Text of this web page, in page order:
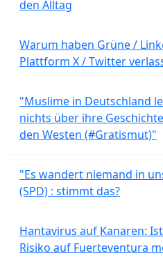
den Alltag
Warum haben Grüne /
Plattform X / Twitter
"Muslime in Deutschland
nichts über ihre
den Westen (#Gratismut)"
"Es wandert niemand in
(SPD) : stimmt das?
Hantavirus auf Kanaren:
Risiko auf Fuerteventura